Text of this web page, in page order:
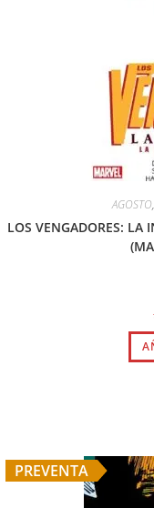
AGOSTO
LOS VENGADORES: LA
PREVENTA